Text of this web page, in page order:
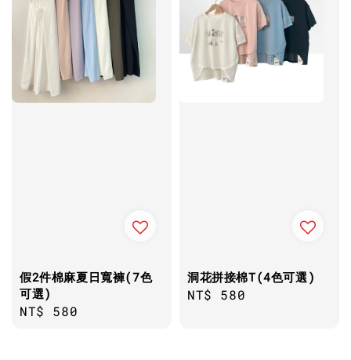
假2件棉麻夏日寬褲(7色
可選)
Regular
NT$ 580
洞花拼接棉T(4色可選)
Regular
NT$ 580